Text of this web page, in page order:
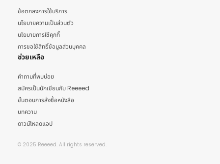
ข้อตกลงการใช้บริการ
นโยบายความเป็นส่วนตัว
นโยบายการใช้คุกกี้
การขอใช้สิทธิ์ข้อมูลส่วนบุคคล
ช่วยเหลือ
คำถามที่พบบ่อย
สมัครเป็นนักเขียนกับ Reeeed
ขั้นตอนการสั่งซื้อหนังสือ
บทความ
ดาวน์โหลดแอป
© 2025 Reeeed. All rights reserved.